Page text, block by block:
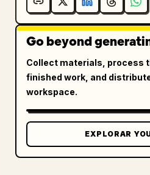
Go beyond
Collect materials, process
finished work, and
workspace.
EXPLORAR